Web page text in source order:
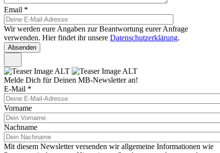
Email *
Wir werden eure Angaben zur Beantwortung eurer Anfrage
verwenden. Hier findet ihr unsere Datenschutzerklärung.
Melde Dich für Deinen MB-Newsletter an!
E-Mail *
Vorname
Nachname
Mit diesem Newsletter versenden wir allgemeine Informationen wie